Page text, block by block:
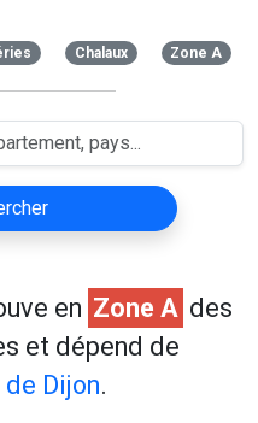
Chalaux Zone A
en Zone A des
et dépend de
Dijon.